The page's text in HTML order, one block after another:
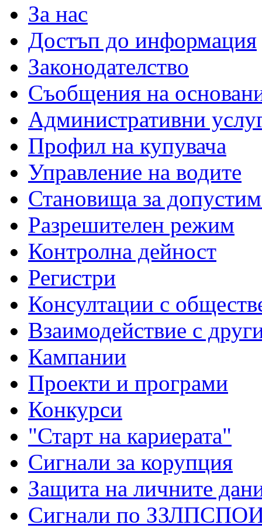
За нас
Достъп до информация
Законодателство
Съобщения на
Административни
Профил на купувача
Управление на водите
Становища за
Разрешителен режим
Контролна дейност
Регистри
Консултации с
Взаимодействие с
Кампании
Проекти и програми
Конкурси
"Старт на кариерата"
Сигнали за корупция
Защита на личните
Сигнали по